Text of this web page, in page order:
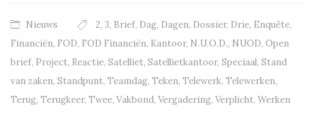
Nieuws 2, 3, Brief, Dag, Dagen, Dossier, Drie, Enquête,
Financiën, FOD, FOD Financiën, Kantoor, N.U.O.D., NUOD, Open
brief, Project, Reactie, Satelliet, Satellietkantoor, Speciaal, Stand
van zaken, Standpunt, Teamdag, Teken, Telewerk, Telewerken,
Terug, Terugkeer, Twee, Vakbond, Vergadering, Verplicht, Werken